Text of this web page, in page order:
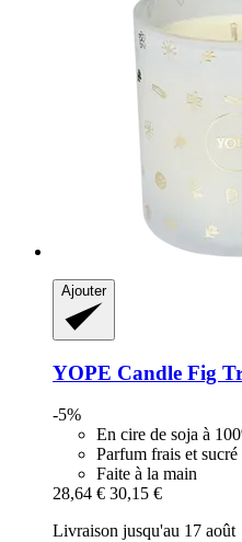
Ajouter
YOPE Candle Fig
-5%
En cire de soja à
Parfum frais et sucré
Faite à la main
28,64 € 30,15 €
Livraison jusqu'au 17 août